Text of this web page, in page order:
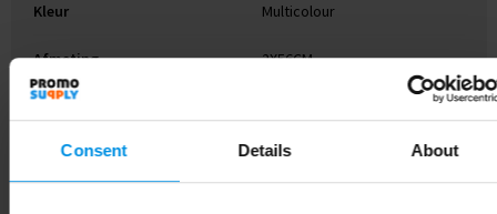
Consent Details About
Kleur Multicolour
Afmeting 2X56CM
Breedte
Lengte 2 cm